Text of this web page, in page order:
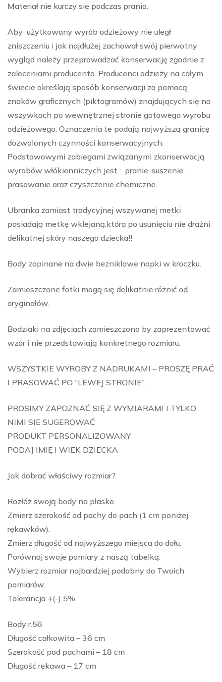
Materiał nie kurczy się podczas prania.
Aby użytkowany wyrób odzieżowy nie uległ
zniszczeniu i jak najdłużej zachował swój pierwotny
wygląd należy przeprowadzać konserwację zgodnie z
zaleceniami producenta. Producenci odzieży na całym
świecie określają sposób konserwacji za pomocą
znaków graficznych (piktogramów) znajdujących się na
wszywkach po wewnętrznej stronie gotowego wyrobu
odzieżowego. Oznaczenia te podają najwyższą granicę
dozwolonych czynności konserwacyjnych.
Podstawowymi zabiegami związanymi zkonserwacją
wyrobów włókienniczych jest : pranie, suszenie,
prasowanie oraz czyszczenie chemiczne.
Ubranka zamiast tradycyjnej wszywanej metki
posiadają metkę wklejaną,która po usunięciu nie drażni
delikatnej skóry naszego dziecka!!
Body zapinane na dwie bezniklowe napki w kroczku.
Zamieszczone fotki mogą się delikatnie różnić od
oryginałów.
Bodziaki na zdjęciach zamieszczono by zaprezentować
wzór i nie przedstawiają konkretnego rozmiaru.
WSZYSTKIE WYROBY Z NADRUKAMI – PROSZĘ PRAĆ
I PRASOWAĆ PO “LEWEJ STRONIE”.
PROSIMY ZAPOZNAĆ SIĘ Z WYMIARAMI I TYLKO
NIMI SIE SUGEROWAĆ
PRODUKT PERSONALIZOWANY
PODAJ IMIĘ I WIEK DZIECKA
Jak dobrać właściwy rozmiar?
Rozłóż swoją body na płasko.
Zmierz szerokość od pachy do pach (1 cm poniżej
rękawków).
Zmierz długość od najwyższego miejsca do dołu.
Porównaj swoje pomiary z naszą tabelką.
Wybierz rozmiar najbardziej podobny do Twoich
pomiarów.
Tolerancja +(-) 5%
Body r.56
Długość całkowita – 36 cm
Szerokość pod pachami – 18 cm
Długość rękawa – 17 cm